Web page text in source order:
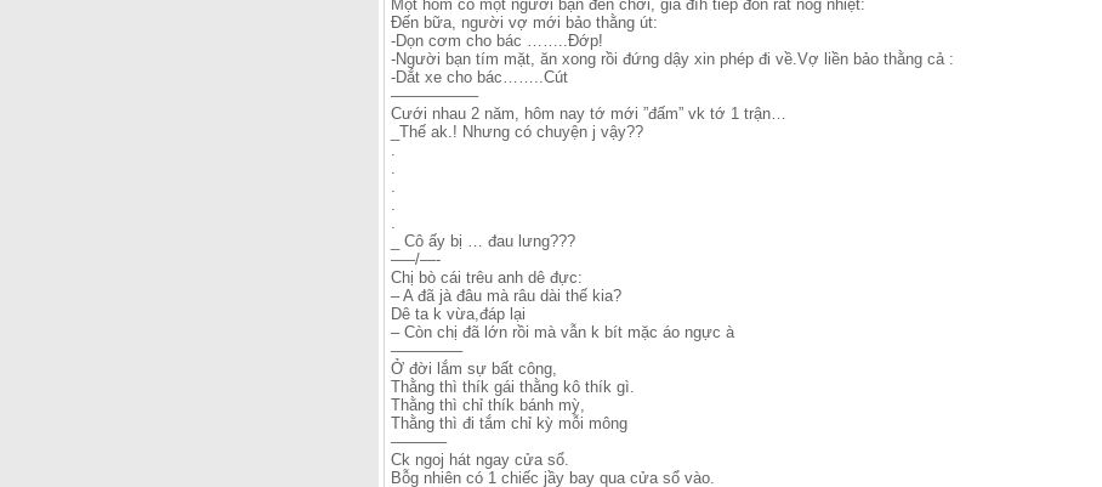
Một hôm có một người bạn đến chơi, gia đìh tiếp đón rất nồg nhiệt:
Đến bữa, người vợ mới bảo thằng út:
-Dọn cơm cho bác ……..Đớp!
-Người bạn tím mặt, ăn xong rồi đứng dậy xin phép đi về.Vợ liền bảo thằng cả :
-Dắt xe cho bác……..Cút
—————–
Cưới nhau 2 năm, hôm nay tớ mới ”đấm” vk tớ 1 trận…
_Thế ak.! Nhưng có chuyện j vậy??
.
.
.
.
.
_ Cô ấy bị … đau lưng???
—–/—-
Chị bò cái trêu anh dê đực:
– A đã jà đâu mà râu dài thế kia?
Dê ta k vừa,đáp lại
– Còn chị đã lớn rồi mà vẫn k bít mặc áo ngực à
————–
Ở đời lắm sự bất công,
Thằng thì thík gái thằng kô thík gì.
Thằng thì chỉ thík bánh mỳ,
Thằng thì đi tắm chỉ kỳ mỗi mông
———–
Ck ngoj hát ngay cửa sổ.
Bỗg nhiên có 1 chiếc jầy bay qua cửa sổ vào.